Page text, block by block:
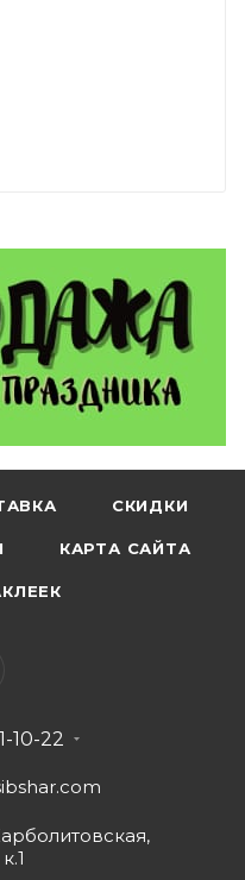
СКИДКИ
КАРТА САЙТА
10-22